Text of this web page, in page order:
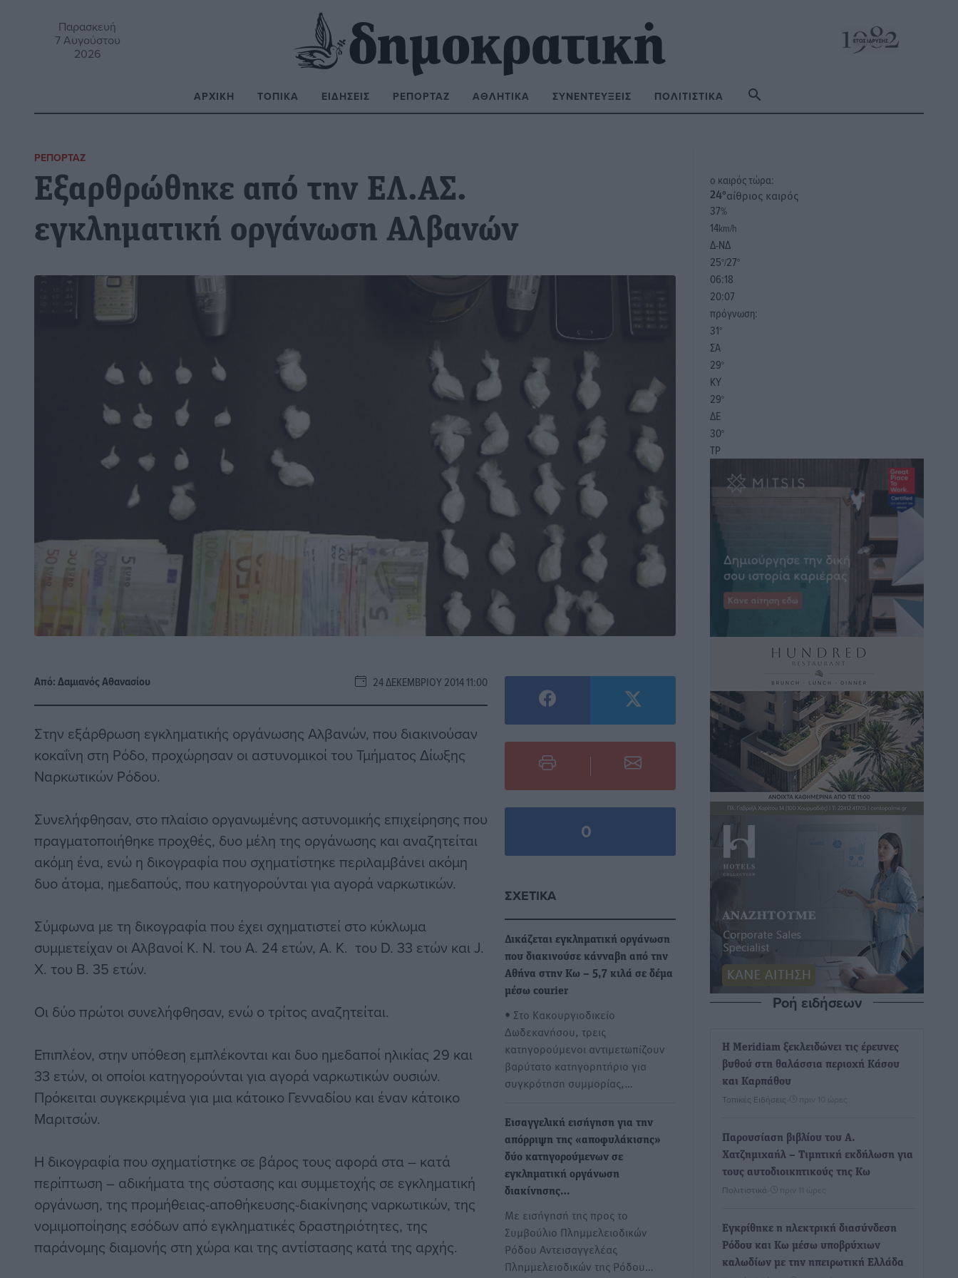
Παρασκευή
7 Αυγούστου
2026
ΑΡΧΙΚΉ ΤΟΠΙΚΆ ΕΙΔΉΣΕΙΣ ΡΕΠΟΡΤΆΖ ΑΘΛΗΤΙΚΆ ΣΥΝΕΝΤΕΎΞΕΙΣ ΠΟΛΙΤΙΣΤΙΚΆ
ΡΕΠΟΡΤΆΖ
Εξαρθρώθηκε από την ΕΛ.ΑΣ.
εγκληματική οργάνωση Αλβανών
Από:Δαμιανός Αθανασίου 24 ΔΕΚΕΜΒΡΊΟΥ 2014 11:00
Στην εξάρθρωση εγκληματικής οργάνωσης Αλβανών, που διακινούσαν
κοκαΐνη στη Ρόδο, προχώρησαν οι αστυνομικοί του Τμήματος Δίωξης
Ναρκωτικών Ρόδου.
Συνελήφθησαν, στο πλαίσιο οργανωμένης αστυνομικής επιχείρησης που
πραγματοποιήθηκε προχθές, δυο μέλη της οργάνωσης και αναζητείται
ακόμη ένα, ενώ η δικογραφία που σχηματίστηκε περιλαμβάνει ακόμη
δυο άτομα, ημεδαπούς, που κατηγορούνται για αγορά ναρκωτικών.
Σύμφωνα με τη δικογραφία που έχει σχηματιστεί στο κύκλωμα
συμμετείχαν οι Αλβανοί K. N. του A. 24 ετών, A. K. του D. 33 ετών και J.
X. του B. 35 ετών.
Οι δύο πρώτοι συνελήφθησαν, ενώ ο τρίτος αναζητείται.
Επιπλέον, στην υπόθεση εμπλέκονται και δυο ημεδαποί ηλικίας 29 και
33 ετών, οι οποίοι κατηγορούνται για αγορά ναρκωτικών ουσιών.
Πρόκειται συγκεκριμένα για μια κάτοικο Γενναδίου και έναν κάτοικο
Μαριτσών.
Η δικογραφία που σχηματίστηκε σε βάρος τους αφορά στα – κατά
περίπτωση – αδικήματα της σύστασης και συμμετοχής σε εγκληματική
οργάνωση, της προμήθειας-αποθήκευσης-διακίνησης ναρκωτικών, της
νομιμοποίησης εσόδων από εγκληματικές δραστηριότητες, της
παράνομης διαμονής στη χώρα και της αντίστασης κατά της αρχής.
0
ΣΧΕΤΙΚΆ
Δικάζεται εγκληματική οργάνωση
που διακινούσε κάνναβη από την
Αθήνα στην Κω – 5,7 κιλά σε δέμα
μέσω courier
• Στο Κακουργιοδικείο
Δωδεκανήσου, τρεις
κατηγορούμενοι αντιμετωπίζουν
βαρύτατο κατηγορητήριο για
συγκρότηση συμμορίας,…
Εισαγγελική εισήγηση για την
απόρριψη της «αποφυλάκισης»
δύο κατηγορούμενων σε
εγκληματική οργάνωση
διακίνησης…
Με εισήγησή της προς το
Συμβούλιο Πλημμελειοδικών
Ρόδου Αντεισαγγελέας
Πλημμελειοδικών της Ρόδου…
o καιρός τώρα:
24°αίθριος καιρός
37%
14km/h
Δ-ΝΔ
25°/27°
06:18
20:07
πρόγνωση:
31°
ΣΑ
29°
ΚΥ
29°
ΔΕ
30°
ΤΡ
Ροή ειδήσεων
Η Meridiam ξεκλειδώνει τις έρευνες
βυθού στη θαλάσσια περιοχή Κάσου
και Καρπάθου
Τοπικές Ειδήσεις πριν 10 ώρες
Παρουσίαση βιβλίου του Α.
Χατζημιχαήλ – Τιμητική εκδήλωση για
τους αυτοδιοικητικούς της Κω
Πολιτιστικά πριν 11 ώρες
Εγκρίθηκε η ηλεκτρική διασύνδεση
Ρόδου και Κω μέσω υποβρύχιων
καλωδίων με την ηπειρωτική Ελλάδα